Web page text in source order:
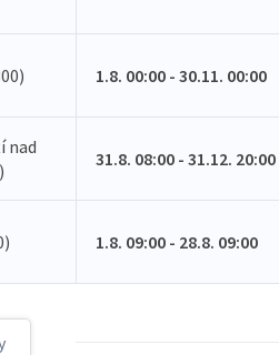
1.8. 00:00 - 30.11. 00:00
nad
31.8. 08:00 - 31.12. 20:00
1.8. 09:00 - 28.8. 09:00